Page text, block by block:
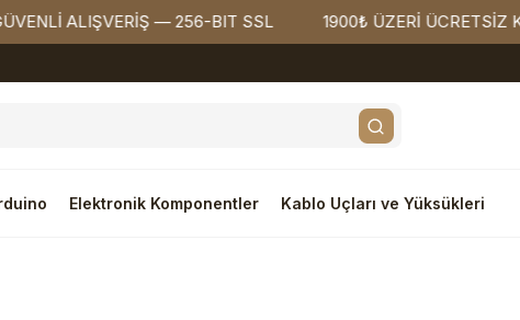
ALIŞVERİŞ — 256-BIT SSL 1900₺ ÜZERİ ÜCRETSİZ KARGO
Elektronik Komponentler Kablo Uçları ve Yüksükleri